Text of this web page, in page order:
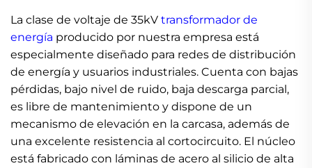
La clase de voltaje de 35kV transformador de
energía producido por nuestra empresa está
especialmente diseñado para redes de distribución
de energía y usuarios industriales. Cuenta con bajas
pérdidas, bajo nivel de ruido, baja descarga parcial,
es libre de mantenimiento y dispone de un
mecanismo de elevación en la carcasa, además de
una excelente resistencia al cortocircuito. El núcleo
está fabricado con láminas de acero al silicio de alta